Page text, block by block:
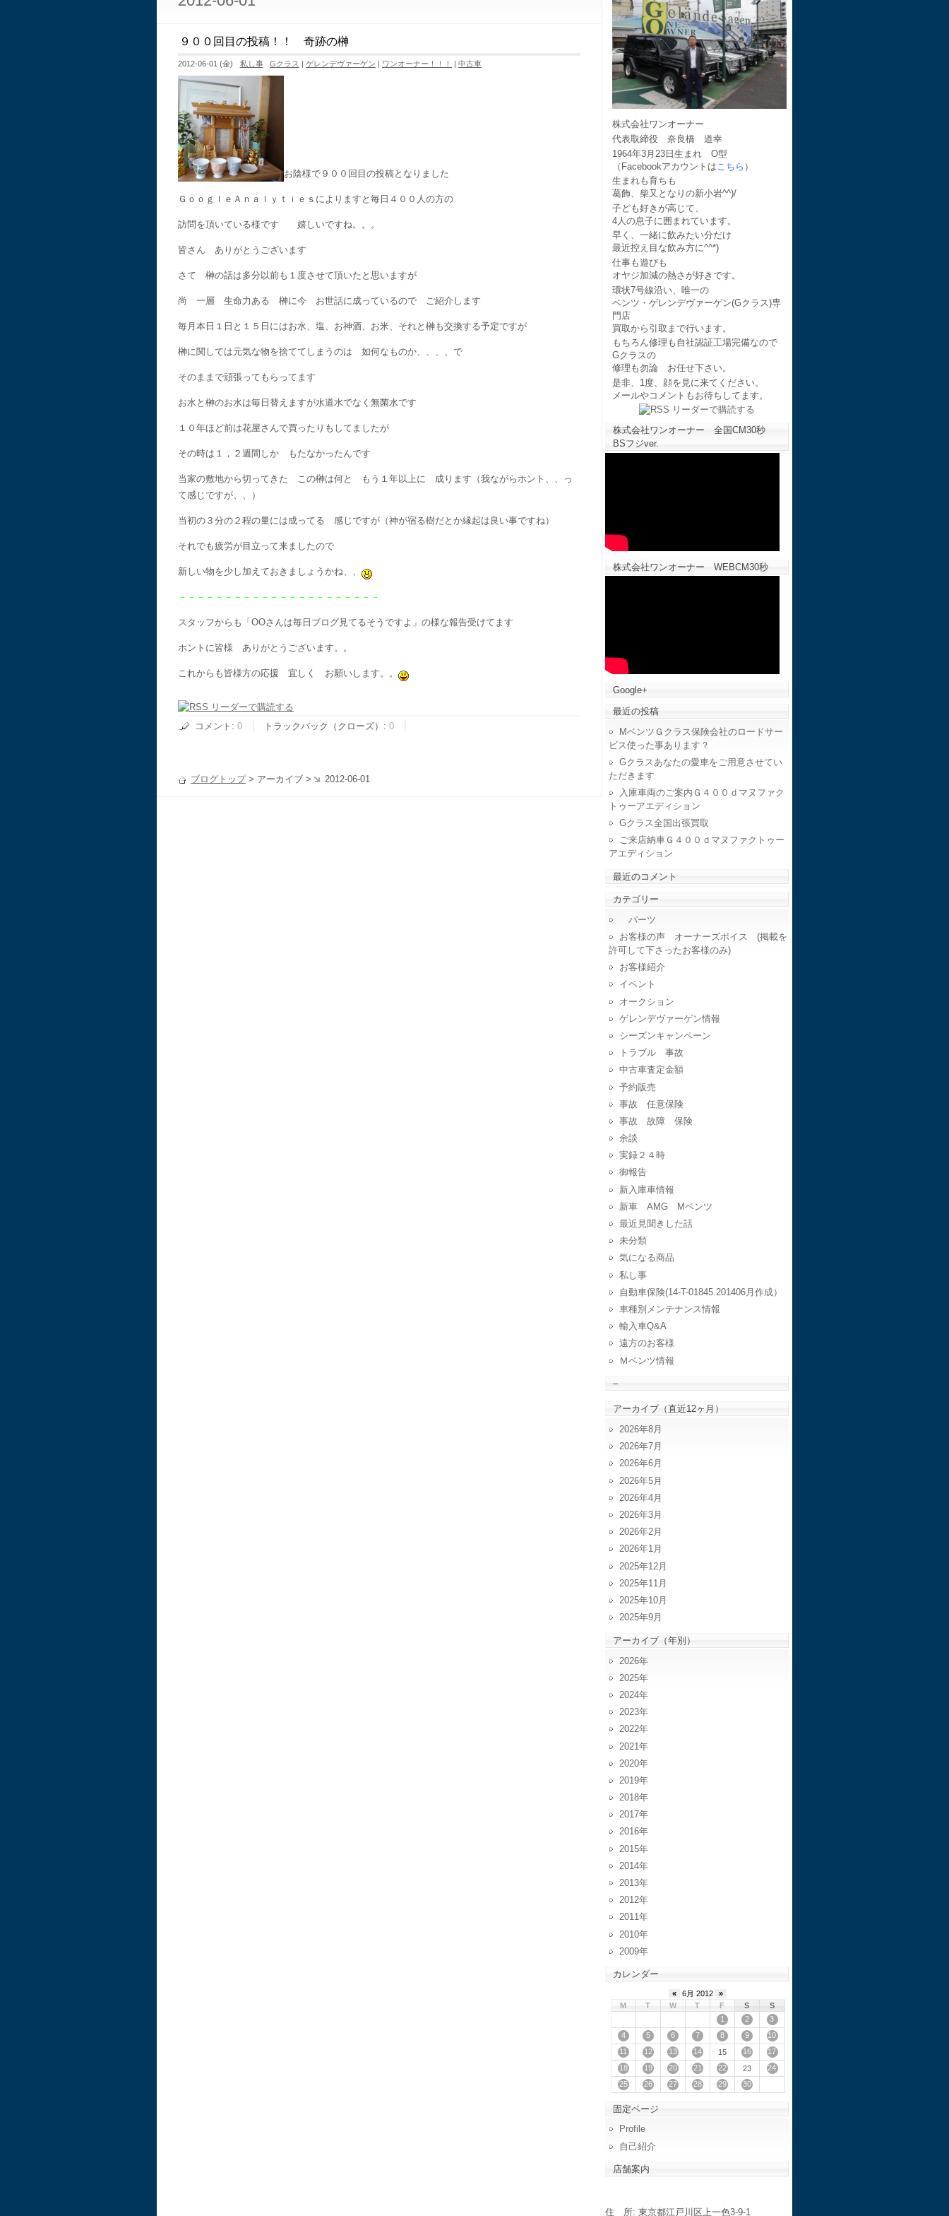
９００回目の投稿！！ 奇跡の榊
2012-06-01 (金) 私し事 Gクラス |ゲレンデヴァーゲン | ワンオーナー！！！ |中古車
お陰様で９００回目の投稿となりました
ＧｏｏｇｌｅＡｎａｌｙｔｉｅｓによりますと毎日４００人の方の
訪問を頂いている様です 嬉しいですね。。。
皆さん ありがとうございます
さて 榊の話は多分以前も１度させて頂いたと思いますが
尚 一層 生命力ある 榊に今 お世話に成っているので ご紹介します
毎月本日１日と１５日にはお水、塩、お神酒、お米、それと榊も交換する予定ですが
榊に関しては元気な物を捨ててしまうのは 如何なものか、、、、で
そのままで頑張ってもらってます
お水と榊のお水は毎日替えますが水道水でなく無菌水です
１０年ほど前は花屋さんで買ったりもしてましたが
その時は１，２週間しか もたなかったんです
当家の敷地から切ってきた この榊は何と もう１年以上に 成ります（我ながらホント、、っ
て感じですが、、）
当初の３分の２程の量には成ってる 感じですが（神が宿る樹だとか縁起は良い事ですね）
それでも疲労が目立って来ましたので
新しい物を少し加えておきましょうかね、、
－－－－－－－－－－－－－－－－－－－－－－
スタッフからも「OOさんは毎日ブログ見てるそうですよ」の様な報告受けてます
ホントに皆様 ありがとうございます。。
これからも皆様方の応援 宜しく お願いします。。
コメント : 0 トラックバック（クローズ）: 0
ブログトップ> アーカイブ > 2012-06-01
株式会社ワンオーナー
代表取締役 奈良橋 道幸
1964年3月23日生まれ O型
（Facebookアカウントは こちら ）
生まれも育ちも
葛飾、柴又となりの新小岩^^)/
子ども好きが高じて、
4人の息子に囲まれています。
早く、一緒に飲みたい分だけ
最近控え目な飲み方に^^*)
仕事も遊びも
オヤジ加減の熱さが好きです。
環状7号線沿い、唯一の
ベンツ・ゲレンデヴァーゲン(Gクラス)専
門店
買取から引取まで行います。
もちろん修理も自社認証工場完備なので
Gクラスの
修理も勿論 お任せ下さい。
是非、1度、顔を見に来てください。
メールやコメントもお待ちしてます。
株式会社ワンオーナー 全国CM30秒
BSフジver.
株式会社ワンオーナー WEBCM30秒
Google+
最近の投稿
MベンツＧクラス保険会社のロードサー
ビス使った事あります？
Gクラスあなたの愛車をご用意させてい
ただきます
入庫車両のご案内Ｇ４００ｄマヌファク
トゥーアエディション
Gクラス全国出張買取
ご来店納車Ｇ４００ｄマヌファクトゥー
アエディション
最近のコメント
カテゴリー
パーツ
お客様の声 オーナーズボイス (掲載を
許可して下さったお客様のみ)
お客様紹介
イベント
オークション
ゲレンデヴァーゲン情報
シーズンキャンペーン
トラブル 事故
中古車査定金額
予約販売
事故 任意保険
事故 故障 保険
余談
実録２４時
御報告
新入庫車情報
新車 AMG Mベンツ
最近見聞きした話
未分類
気になる商品
私し事
自動車保険(14-T-01845.201406月作成）
車種別メンテナンス情報
輸入車Q&A
遠方のお客様
Ｍベンツ情報
–
アーカイブ（直近12ヶ月）
2026年8月
2026年7月
2026年6月
2026年5月
2026年4月
2026年3月
2026年2月
2026年1月
2025年12月
2025年11月
2025年10月
2025年9月
アーカイブ（年別）
2026
2025
2024
2023
2022
2021
2020
2019
2018
2017
2016
2015
2014
2013
2012
2011
2010
2009
カレンダー
« 6月 2012
»
M
T W T F S
S
1
2
3
4
5 6 7 8 9
10
11
12 13 14 15 16
17
18
19 20 21 22 23
24
25
26 27 28 29 30
固定ページ
Profile
自己紹介
店舗案内
住 所: 東京都江戸川区上一色3-9-1